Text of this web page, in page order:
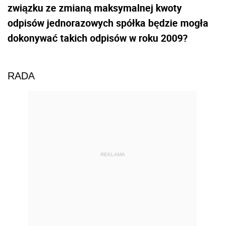
związku ze zmianą maksymalnej kwoty
odpisów jednorazowych spółka będzie mogła
dokonywać takich odpisów w roku 2009?
RADA
REKLAMA